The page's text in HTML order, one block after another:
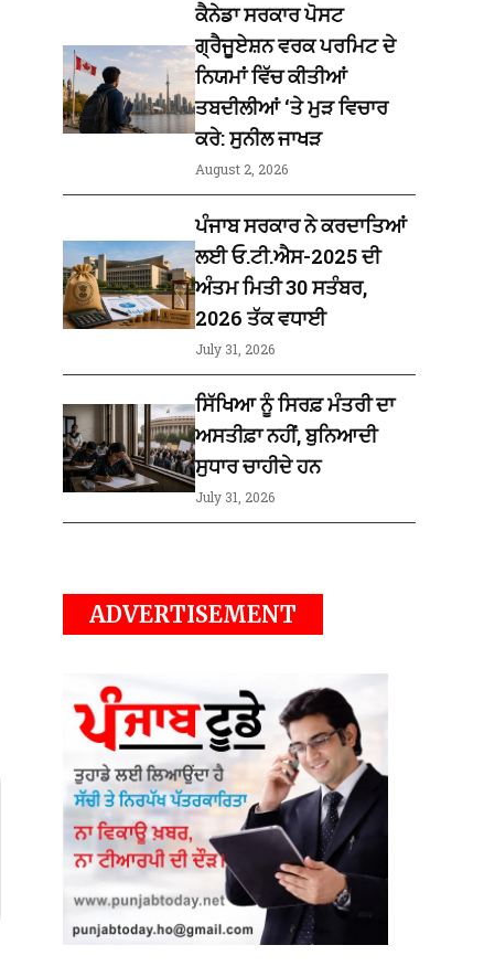
ਕੈਨੇਡਾ ਸਰਕਾਰ ਪੋਸਟ
ਗ੍ਰੈਜੂਏਸ਼ਨ ਵਰਕ ਪਰਮਿਟ ਦੇ
ਨਿਯਮਾਂ ਵਿੱਚ ਕੀਤੀਆਂ
ਤਬਦੀਲੀਆਂ ‘ਤੇ ਮੁੜ ਵਿਚਾਰ
ਕਰੇ: ਸੁਨੀਲ ਜਾਖੜ
August 2, 2026
ਪੰਜਾਬ ਸਰਕਾਰ ਨੇ ਕਰਦਾਤਿਆਂ
ਲਈ ਓ.ਟੀ.ਐਸ-2025 ਦੀ
ਅੰਤਮ ਮਿਤੀ 30 ਸਤੰਬਰ,
2026 ਤੱਕ ਵਧਾਈ
July 31, 2026
ਸਿੱਖਿਆ ਨੂੰ ਸਿਰਫ਼ ਮੰਤਰੀ ਦਾ
ਅਸਤੀਫ਼ਾ ਨਹੀਂ, ਬੁਨਿਆਦੀ
ਸੁਧਾਰ ਚਾਹੀਦੇ ਹਨ
July 31, 2026
ADVERTISEMENT